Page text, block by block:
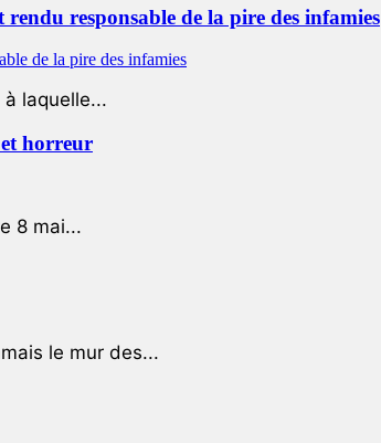
responsable de la pire des infamies
laquelle...
horreur
8 mai...
le mur des...